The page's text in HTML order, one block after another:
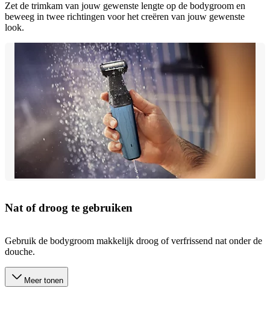
Zet de trimkam van jouw gewenste lengte op de bodygroom en
beweeg in twee richtingen voor het creëren van jouw gewenste
look.
Nat of droog te gebruiken
Gebruik de bodygroom makkelijk droog of verfrissend nat onder de
douche.
Meer tonen